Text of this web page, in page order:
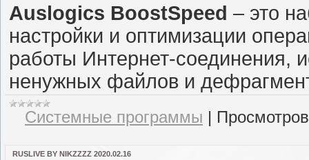
Auslogics BoostSpeed – это
настройки и оптимизации
работы Интернет-соединения,
ненужных файлов и
Системные программы |
RUSLIVE BY NIKZZZZ 2020.02.16